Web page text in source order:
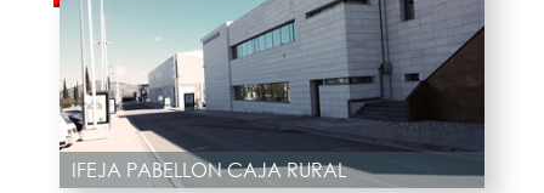
IFEJA PABELLON CAJA RURAL